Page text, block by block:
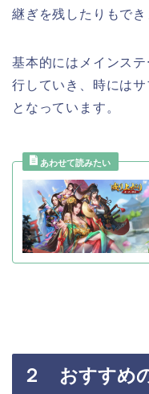
継ぎを残したりもでき
基本的にはメインス
行していき、時には
となっています。
２ おすすめ